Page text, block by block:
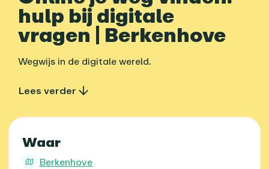
hulp bij digitale
vragen | Berkenhove
Wegwijs in de digitale wereld.
Lees verder
Praktische informatie
Waar
Berkenhove